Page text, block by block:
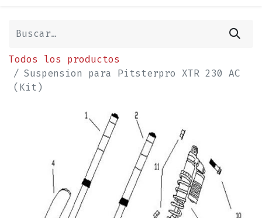
Todos los productos
Suspension para Pitsterpro XTR 230 AC
(Kit)